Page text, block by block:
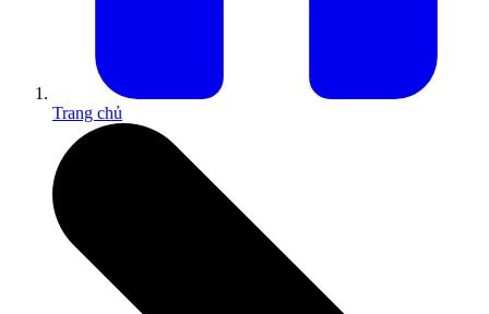
Trang chủ